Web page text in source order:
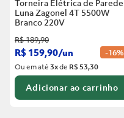
Torneira Elétrica de Parede
Luna Zagonel 4T 5500W
Branco 220V
R$189,90
R$ 159,90/un -16%
Ou em até3xde R$ 53,30
Adicionar ao carrinho